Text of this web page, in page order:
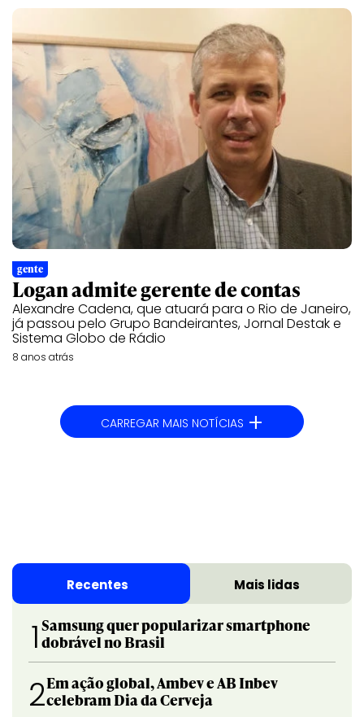
gente
Logan admite gerente de contas
Alexandre Cadena, que atuará para o Rio de Janeiro,
já passou pelo Grupo Bandeirantes, Jornal Destak e
Sistema Globo de Rádio
8 anos atrás
CARREGAR MAIS NOTÍCIAS +
Recentes Mais lidas
1 Samsung quer popularizar smartphone
dobrável no Brasil
2Em ação global, Ambev e AB Inbev
celebram Dia da Cerveja